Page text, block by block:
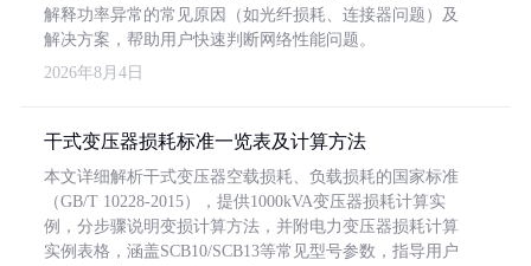
解释功率异常的常见原因（如光纤损耗、连接器问题）及
解决方案，帮助用户快速判断网络性能问题。
2026年8月4日
干式变压器损耗标准一览表及计算方法
本文详细解析干式变压器空载损耗、负载损耗的国家标准
（GB/T 10228-2015），提供1000kVA变压器损耗计算实
例，分步骤说明变损计算方法，并附电力变压器损耗计算
实例表格，涵盖SCB10/SCB13等常见型号参数，指导用户